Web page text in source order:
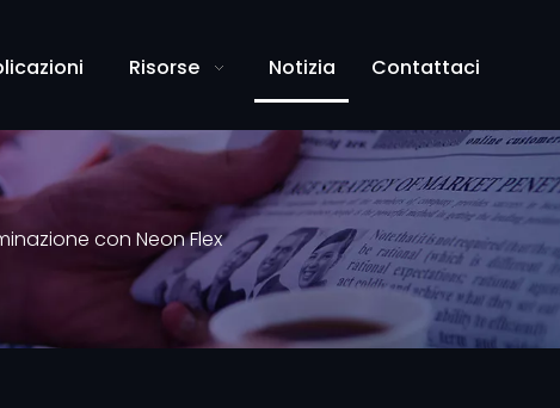
Risorse Notizia Contattaci
con Neon Flex